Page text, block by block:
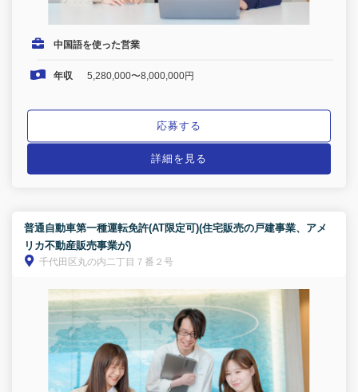
中国語を使った営業
年収 5,280,000〜8,000,000円
応募する
詳細を見る
普通自動車第一種運転免許(AT限定可)(住宅販売の戸建事業、アメ
リカ不動産販売事業が)
千代田区丸の内二丁目７番２号